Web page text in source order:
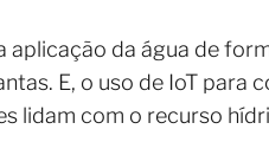
da água de
E, o uso de IoT para
lidam com o recurso